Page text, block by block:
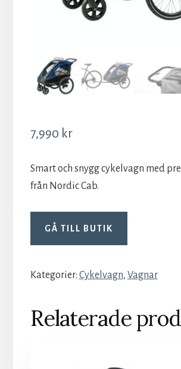
7,990 kr
Smart och snygg cykelvagn med
från Nordic Cab.
GÅ TILL BUTIK
Kategorier: Cykelvagn, Vagnar
Relaterade